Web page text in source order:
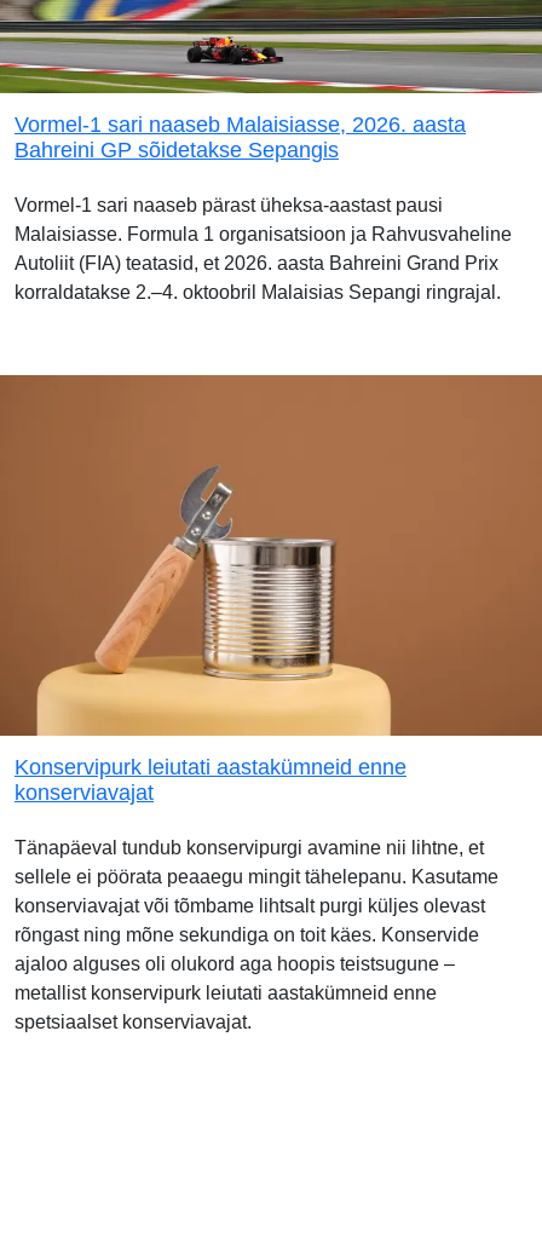
Vormel-1 sari naaseb Malaisiasse, 2026. aasta
Bahreini GP sõidetakse Sepangis
Vormel-1 sari naaseb pärast üheksa-aastast pausi
Malaisiasse. Formula 1 organisatsioon ja Rahvusvaheline
Autoliit (FIA) teatasid, et 2026. aasta Bahreini Grand Prix
korraldatakse 2.–4. oktoobril Malaisias Sepangi ringrajal.
Konservipurk leiutati aastakümneid enne
konserviavajat
Tänapäeval tundub konservipurgi avamine nii lihtne, et
sellele ei pöörata peaaegu mingit tähelepanu. Kasutame
konserviavajat või tõmbame lihtsalt purgi küljes olevast
rõngast ning mõne sekundiga on toit käes. Konservide
ajaloo alguses oli olukord aga hoopis teistsugune –
metallist konservipurk leiutati aastakümneid enne
spetsiaalset konserviavajat.